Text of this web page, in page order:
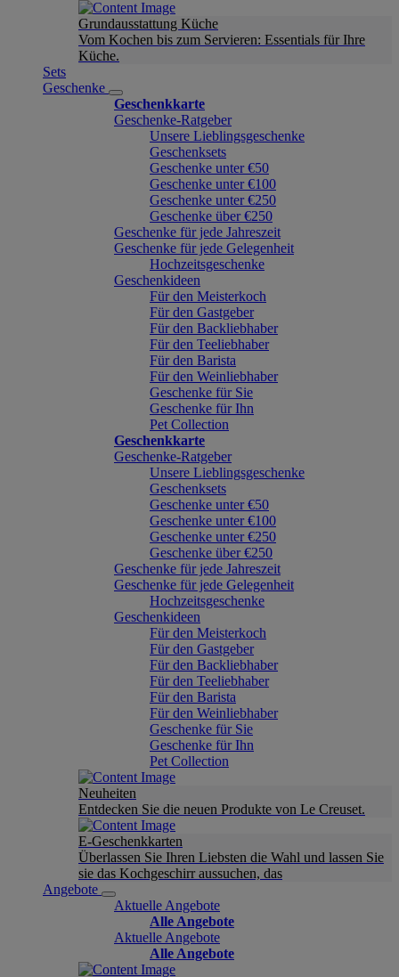
Grundausstattung Küche
Vom Kochen bis zum Servieren: Essentials für Ihre
Küche.
Sets
Geschenke
Geschenkkarte
Geschenke-Ratgeber
Unsere Lieblingsgeschenke
Geschenksets
Geschenke unter €50
Geschenke unter €100
Geschenke unter €250
Geschenke über €250
Geschenke für jede Jahreszeit
Geschenke für jede Gelegenheit
Hochzeitsgeschenke
Geschenkideen
Für den Meisterkoch
Für den Gastgeber
Für den Backliebhaber
Für den Teeliebhaber
Für den Barista
Für den Weinliebhaber
Geschenke für Sie
Geschenke für Ihn
Pet Collection
Geschenkkarte
Geschenke-Ratgeber
Unsere Lieblingsgeschenke
Geschenksets
Geschenke unter €50
Geschenke unter €100
Geschenke unter €250
Geschenke über €250
Geschenke für jede Jahreszeit
Geschenke für jede Gelegenheit
Hochzeitsgeschenke
Geschenkideen
Für den Meisterkoch
Für den Gastgeber
Für den Backliebhaber
Für den Teeliebhaber
Für den Barista
Für den Weinliebhaber
Geschenke für Sie
Geschenke für Ihn
Pet Collection
Neuheiten
Entdecken Sie die neuen Produkte von Le Creuset.
E-Geschenkkarten
Überlassen Sie Ihren Liebsten die Wahl und lassen Sie
sie das Kochgeschirr aussuchen, das
Angebote
Aktuelle Angebote
Alle Angebote
Aktuelle Angebote
Alle Angebote